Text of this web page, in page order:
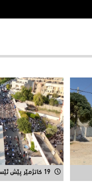
19 کاتژمێر پێش ئێستا